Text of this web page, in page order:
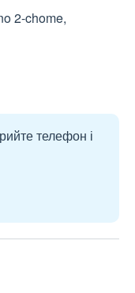
2-chome,
телефон і